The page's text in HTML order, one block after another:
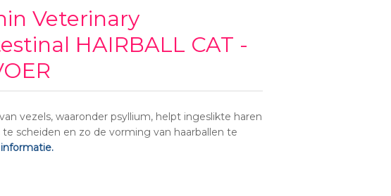
Veterinary
HAIRBALL CAT -
vezels, waaronder psyllium, helpt ingeslikte haren
scheiden en zo de vorming van haarballen te